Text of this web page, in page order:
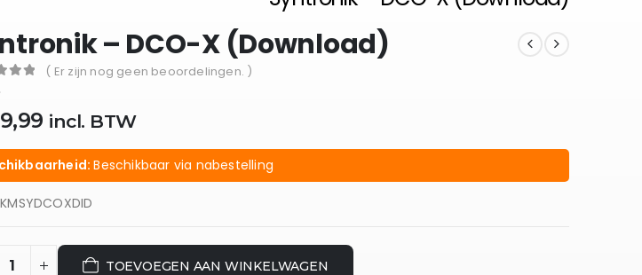
– DCO-X (Download)
( Er zijn nog geen beoordelingen. )
incl. BTW
Beschikbaar via nabestelling
TOEVOEGEN AAN WINKELWAGEN